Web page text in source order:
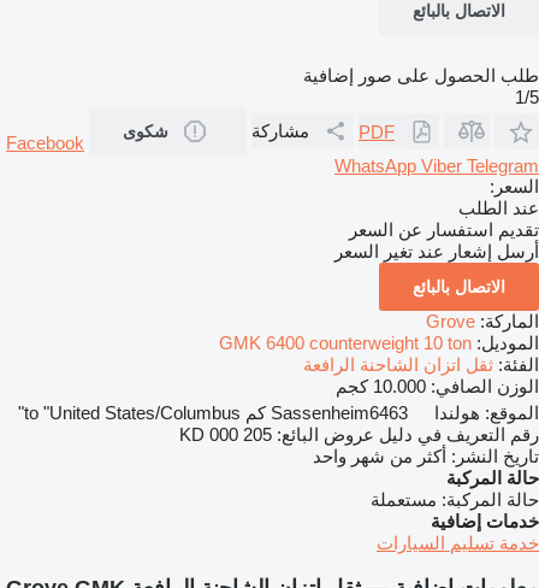
الاتصال بالبائع
طلب الحصول على صور إضافية
1/5
PDF
مشاركة شكوى
Facebook
WhatsApp Viber Telegram
السعر:
عند الطلب
تقديم استفسار عن السعر
أرسل إشعار عند تغير السعر
الاتصال بالبائع
الماركة: Grove
الموديل: GMK 6400 counterweight 10 ton
الفئة: ثقل اتزان الشاحنة الرافعة
الوزن الصافي: 10.000 كجم
الموقع: هولندا Sassenheim6463 كم to "United States/Columbus"
رقم التعريف في دليل عروض البائع: KD 000 205
تاريخ النشر: أكثر من شهر واحد
حالة المركبة
حالة المركبة: مستعملة
خدمات إضافية
خدمة تسليم السيارات